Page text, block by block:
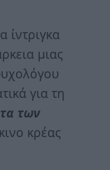
μιας
για τη
των
κρέας